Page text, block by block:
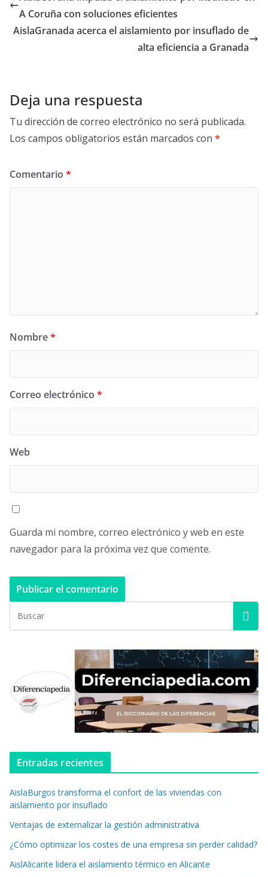
o
o
t dI
n
A
p
p
ar
ti
r
A Coruña con soluciones eficientes
AislaGranada acerca el aislamiento por insuflado de
alta eficiencia a Granada
Deja una respuesta
Tu dirección de correo electrónico no será publicada.
Los campos obligatorios están marcados con *
Comentario *
Nombre*
Correo electrónico *
Web
Guarda mi nombre, correo electrónico y web en este
navegador para la próxima vez que comente.
Entradas recientes
AislaBurgos transforma el confort de las viviendas con
aislamiento por insuflado
Ventajas de externalizar la gestión administrativa
¿Cómo optimizar los costes de una empresa sin perder calidad?
AislAlicante lidera el aislamiento térmico en Alicante